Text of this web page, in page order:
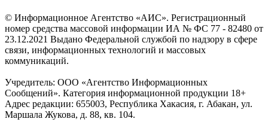
© Информационное Агентство «АИС». Регистрационный
номер средства массовой информации ИА № ФС 77 - 82480 от
23.12.2021 Выдано Федеральной службой по надзору в сфере
связи, информационных технологий и массовых
коммуникаций.
Учредитель: ООО «Агентство Информационных
Сообщений». Категория информационной продукции 18+
Адрес редакции: 655003, Республика Хакасия, г. Абакан, ул.
Маршала Жукова, д. 88, кв. 104.